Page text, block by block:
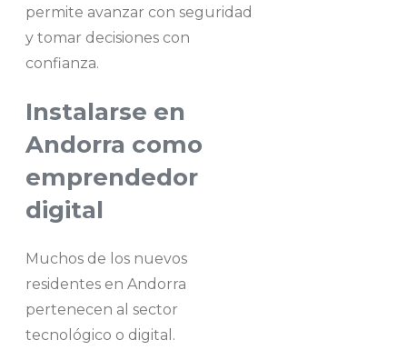
permite avanzar con seguridad
y tomar decisiones con
confianza.
Instalarse en
Andorra como
emprendedor
digital
Muchos de los nuevos
residentes en Andorra
pertenecen al sector
tecnológico o digital.